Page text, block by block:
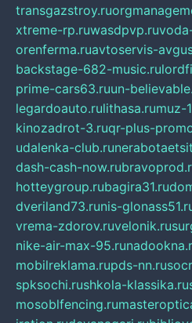
transgazstroy.ru
xtreme-rp.ruwasdpvp.ru
orenferma.ruavtoservis-
backstage-682-music.ru
prime-cars63.ruun-
legardoauto.rulithasa.rumuz-
kinozadrot-3.ruqr-plus-
udalenka-club.ru
dash-cash-now.ru
hotteygroup.rubagira31.ru
dveriland73.runis-
vrema-zdorov.ruvelonik.ru
nike-air-max-95.ru
mobilreklama.rupds-nn.ru
spksochi.rushkola-klassika.ru
mosoblfencing.ru